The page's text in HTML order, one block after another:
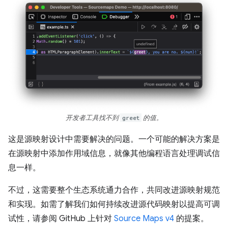
开发者工具找不到 greet 的值。
这是源映射设计中需要解决的问题。一个可能的解决方案是
在源映射中添加作用域信息，就像其他编程语言处理调试信
息一样。
不过，这需要整个生态系统通力合作，共同改进源映射规范
和实现。如需了解我们如何持续改进源代码映射以提高可调
试性，请参阅 GitHub 上针对 Source Maps v4 的提案。